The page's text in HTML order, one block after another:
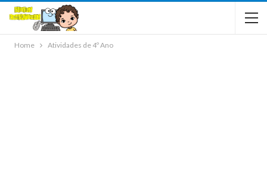
Home Atividades de 4º Ano